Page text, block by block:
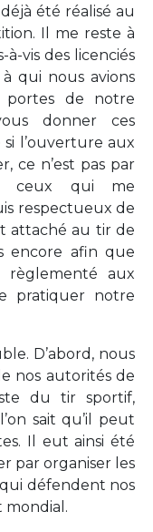
été réalisé au
Il me reste à
vis des licenciés
qui nous avions
portes de notre
donner ces
l’ouverture aux
ce n’est pas par
ceux qui me
respectueux de
attaché au tir de
encore afin que
aux
pratiquer notre
D’abord, nous
nos autorités de
du tir sportif,
sait qu’il peut
Il eut ainsi été
par organiser les
défendent nos
mondial.